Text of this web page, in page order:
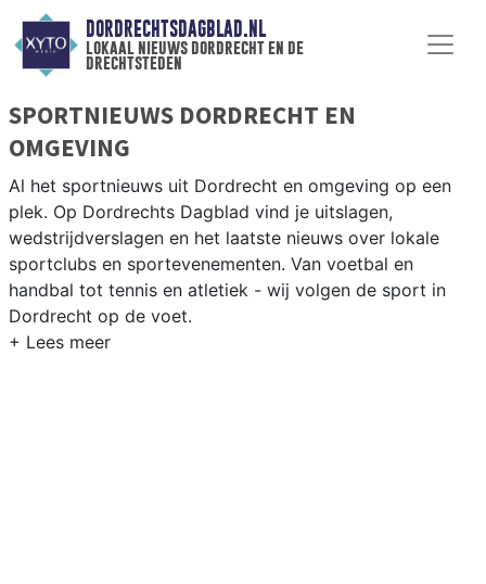
DORDRECHTSDAGBLAD.NL
lokaal nieuws dordrecht en de
drechtsteden
SPORTNIEUWS DORDRECHT EN
OMGEVING
Al het sportnieuws uit Dordrecht en omgeving op een
plek. Op Dordrechts Dagblad vind je uitslagen,
wedstrijdverslagen en het laatste nieuws over lokale
sportclubs en sportevenementen. Van voetbal en
handbal tot tennis en atletiek - wij volgen de sport in
Dordrecht op de voet.